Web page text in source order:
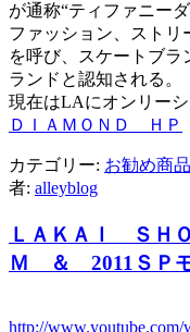
が通称“ティファニー
ファッション、ストリ
を呼び、スケートブ
ランドと認知される。
現在はLAにオンリー
ＤＩＡＭＯＮＤ ＨＰ
カテゴリー: お勧め商
者: alleyblog
ＬＡＫＡＩ ＳＨ
Ｍ ＆ 2011ＳＰモ
http://www.youtube.com/